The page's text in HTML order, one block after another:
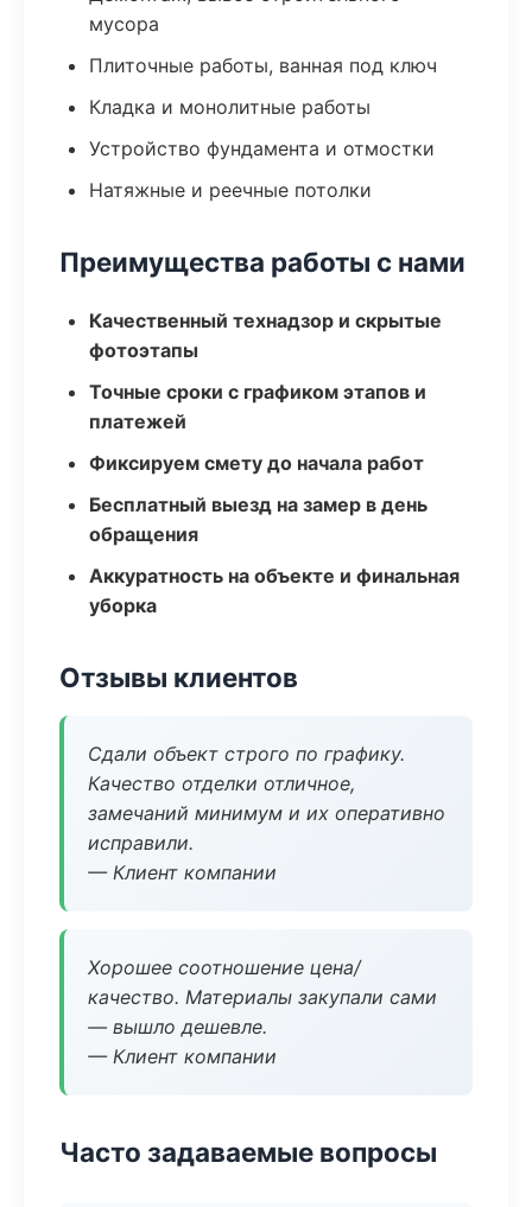
мусора
Плиточные работы, ванная под ключ
Кладка и монолитные работы
Устройство фундамента и отмостки
Натяжные и реечные потолки
Преимущества работы с нами
Качественный технадзор и скрытые
фотоэтапы
Точные сроки с графиком этапов и
платежей
Фиксируем смету до начала работ
Бесплатный выезд на замер в день
обращения
Аккуратность на объекте и финальная
уборка
Отзывы клиентов
Сдали объект строго по графику.
Качество отделки отличное,
замечаний минимум и их оперативно
исправили.
— Клиент компании
Хорошее соотношение цена/
качество. Материалы закупали сами
— вышло дешевле.
— Клиент компании
Часто задаваемые вопросы